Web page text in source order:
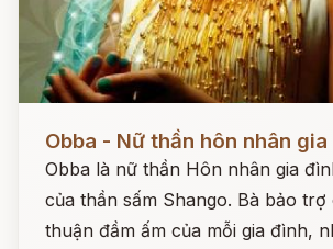
Obba - Nữ thần hôn nhân gia
Obba là nữ thần Hôn nhân gia
của thần sấm Shango. Bà bảo
thuận đầm ấm của mỗi gia đình,